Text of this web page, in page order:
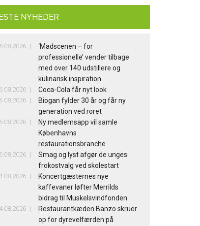
NYHEDER
‘Madscenen – for
professionelle’ vender tilbage
med over 140 udstillere og
kulinarisk inspiration
Coca-Cola får nyt look
Biogan fylder 30 år og får ny
generation ved roret
Ny medlemsapp vil samle
Københavns
restaurationsbranche
Smag og lyst afgør de unges
frokostvalg ved skolestart
Koncertgæsternes nye
kaffevaner løfter Merrilds
bidrag til Muskelsvindfonden
Restaurantkæden Banzo skruer
op for dyrevelfærden på